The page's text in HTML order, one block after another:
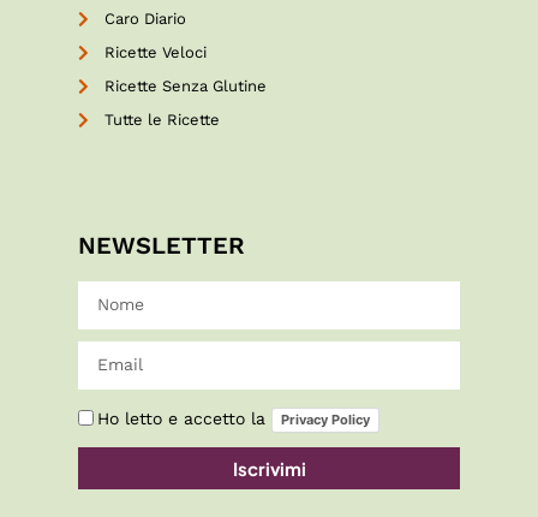
Caro Diario
Ricette Veloci
Ricette Senza Glutine
Tutte le Ricette
NEWSLETTER
Ho letto e accetto la Privacy Policy
Iscrivimi